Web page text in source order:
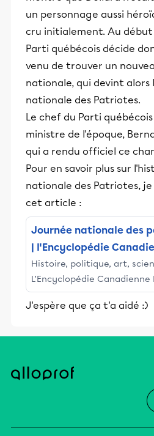
un personnage aussi
cru initialement. Au début
Parti québécois décide
venu de trouver un
nationale, qui devint alors
nationale des Patriotes.
Le chef du Parti
ministre de l'époque,
qui a rendu officiel ce
Pour en savoir plus sur
nationale des Patriotes,
cet article :
Journée nationale des
| l'Encyclopédie
Histoire, politique, art,
L’Encyclopédie
Canada. Avec des articles,
pour profs et élèves!
J'espère que ça t'a aidé :)